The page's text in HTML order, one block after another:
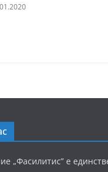
„Фасилитис” е